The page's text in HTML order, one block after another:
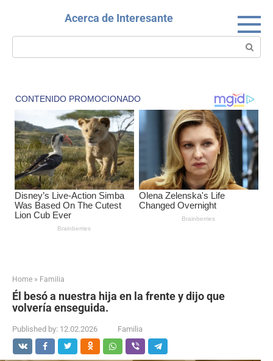
Acerca de Interesante
Search:
Home » Familia
Él besó a nuestra hija en la frente y dijo que
volvería enseguida.
Published by: 12.02.2026 Familia